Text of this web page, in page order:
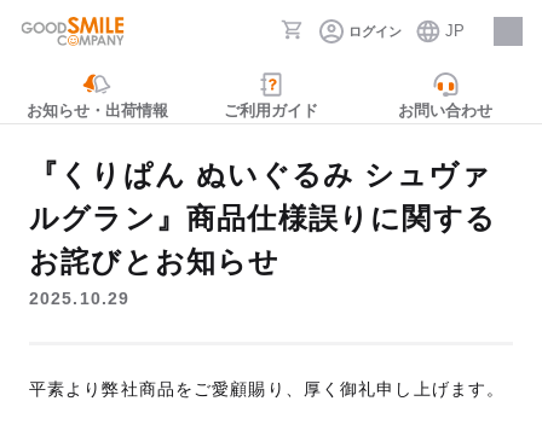
ログイン JP
採用情報
お知らせ・出荷情報 ご利用ガイド お問い合わせ
『くりぱん ぬいぐるみ シュヴァ
ルグラン』商品仕様誤りに関する
お詫びとお知らせ
2025.10.29
平素より弊社商品をご愛顧賜り、厚く御礼申し上げます。